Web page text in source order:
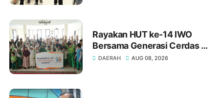
Rayakan HUT ke-14 IWO
Bersama Generasi Cerdas di
SD Muhammadiyah 16 Bukit
DAERAH AUG 08, 2026